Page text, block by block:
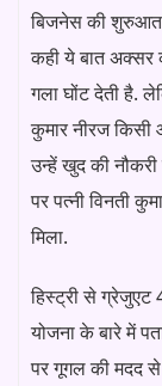
बिजनेस की शुरुआत
कही ये बात अक्सर
गला घोंट देती है.
कुमार नीरज किसी
उन्हें खुद की
पर पत्नी विनती
मिला.
हिस्ट्री से ग्रेजुएट
योजना के बारे में
पर गूगल की मदद से